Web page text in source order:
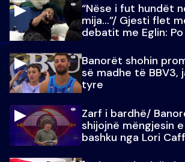
“Nëse i fut hundët
mija…”/ Gjesti flet
debatit me Eglin:
Banorët shohin
së madhe të BBV3,
tyre
Zarf i bardhë/
shijojnë mëngjesin
bashku nga Lori